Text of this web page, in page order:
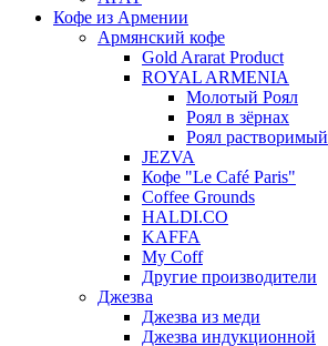
Кофе из Армении
Армянский кофе
Gold Ararat Product
ROYAL ARMENIA
Молотый Роял
Роял в зёрнах
Роял растворимый
JEZVA
Кофе "Le Café Paris"
Coffee Grounds
HALDI.CO
KAFFA
My Coff
Другие производители
Джезва
Джезва из меди
Джезва индукционной